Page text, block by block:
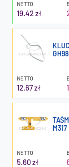
NETTO
19.42 zł
NETTO
12.67 zł
NETTO
5.60 zł